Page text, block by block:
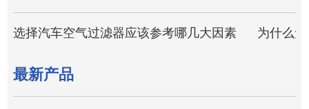
选择汽车空气过滤器应该参考哪几大因素 为什么
最新产品